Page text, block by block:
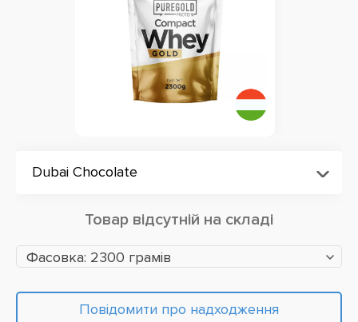
Dubai Chocolate
Товар відсутній на складі
Фасовка: 2300 грамів
Повідомити про надходження